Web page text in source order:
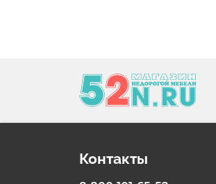
Контакты